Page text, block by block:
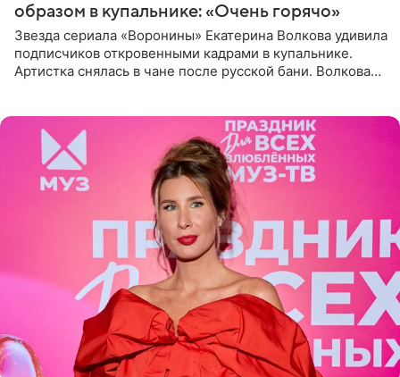
образом в купальнике: «Очень горячо»
Звезда сериала «Воронины» Екатерина Волкова удивила
подписчиков откровенными кадрами в купальнике.
Артистка снялась в чане после русской бани. Волкова